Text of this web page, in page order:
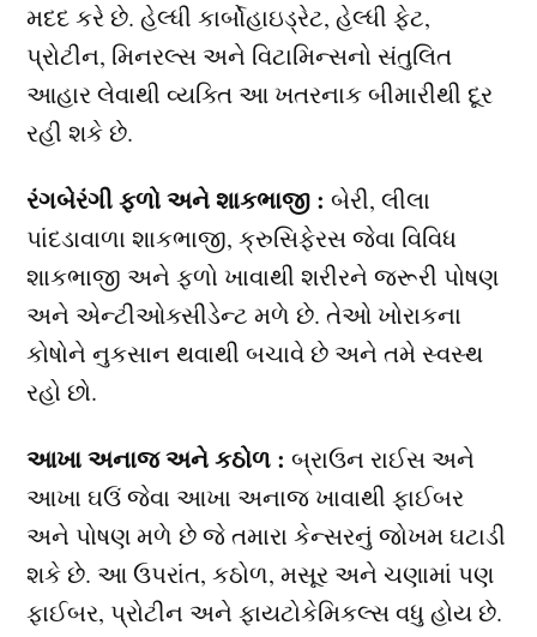
મદદ કરે છે. હેલ્ધી કાર્બોહાઇડ્રેટ, હેલ્ધી ફેટ,
પ્રોટીન, મિનરલ્સ અને વિટામિન્સનો સંતુલિત
આહાર લેવાથી વ્યક્તિ આ ખતરનાક બીમારીથી દૂર
રહી શકે છે.
રંગબેરંગી ફળો અને શાકભાજી : બેરી, લીલા
પાંદડાવાળા શાકભાજી, ક્રુસિફેરસ જેવા વિવિધ
શાકભાજી અને ફળો ખાવાથી શરીરને જરૂરી પોષણ
અને એન્ટીઓક્સીડેન્ટ મળે છે. તેઓ ખોરાકના
કોષોને નુકસાન થવાથી બચાવે છે અને તમે સ્વસ્થ
રહો છો.
આખા અનાજ અને કઠોળ : બ્રાઉન રાઈસ અને
આખા ઘઉં જેવા આખા અનાજ ખાવાથી ફાઈબર
અને પોષણ મળે છે જે તમારા કેન્સરનું જોખમ ઘટાડી
શકે છે. આ ઉપરાંત, કઠોળ, મસૂર અને ચણામાં પણ
ફાઈબર, પ્રોટીન અને ફાયટોકેમિકલ્સ વધુ હોય છે.